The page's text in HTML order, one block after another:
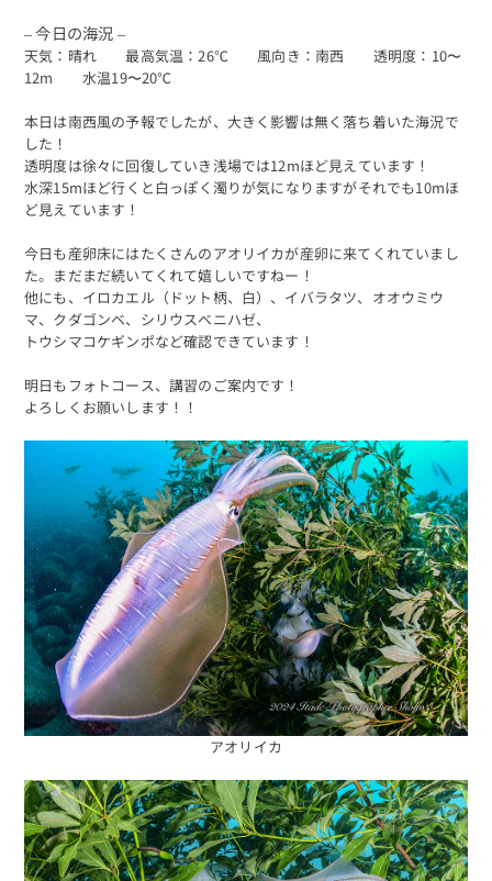
– 今日の海況 –
天気：晴れ 最高気温：26℃ 風向き：南西 透明度：10〜
12m 水温19〜20℃
本日は南西風の予報でしたが、大きく影響は無く落ち着いた海況で
した！
透明度は徐々に回復していき浅場では12mほど見えています！
水深15mほど行くと白っぽく濁りが気になりますがそれでも10mほ
ど見えています！
今日も産卵床にはたくさんのアオリイカが産卵に来てくれていまし
た。まだまだ続いてくれて嬉しいですねー！
他にも、イロカエル（ドット柄、白）、イバラタツ、オオウミウ
マ、クダゴンベ、シリウスベニハゼ、
トウシマコケギンポなど確認できています！
明日もフォトコース、講習のご案内です！
よろしくお願いします！！
アオリイカ